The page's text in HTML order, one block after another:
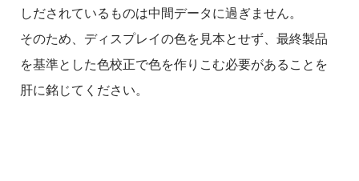
しだされているものは中間データに過ぎません。
そのため、ディスプレイの色を見本とせず、最終製品
を基準とした色校正で色を作りこむ必要があることを
肝に銘じてください。